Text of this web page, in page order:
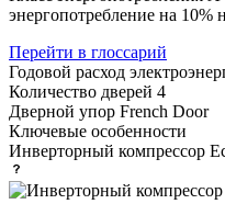
энергопотребление на
Перейти в глоссарий
Годовой расход
Количество дверей 4
Дверной упор French Door
Ключевые особенности
Инверторный компрессор